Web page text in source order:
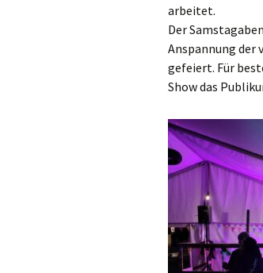
arbeitet.
Der
Anspannung der
gefeiert. Für
Show das